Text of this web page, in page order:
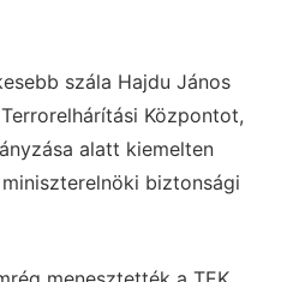
szála Hajdu János
Központot,
alatt kiemelten
biztonsági